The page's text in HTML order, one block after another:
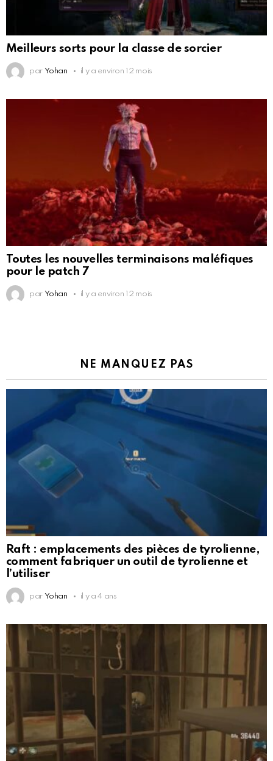
Meilleurs sorts pour la classe de sorcier
par Yohan il y a environ 12 mois
Toutes les nouvelles terminaisons maléfiques
pour le patch 7
par Yohan il y a environ 12 mois
NE MANQUEZ PAS
Raft : emplacements des pièces de tyrolienne,
comment fabriquer un outil de tyrolienne et
l’utiliser
par Yohan il y a 4 ans